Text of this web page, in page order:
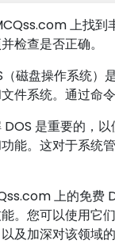
上找到
检查是否正确。
（磁盘操作系统）
件系统。通过命令
DOS 是重要的，
能。这对于系统
上的免费
。您可以使用它
及加深对该领域的